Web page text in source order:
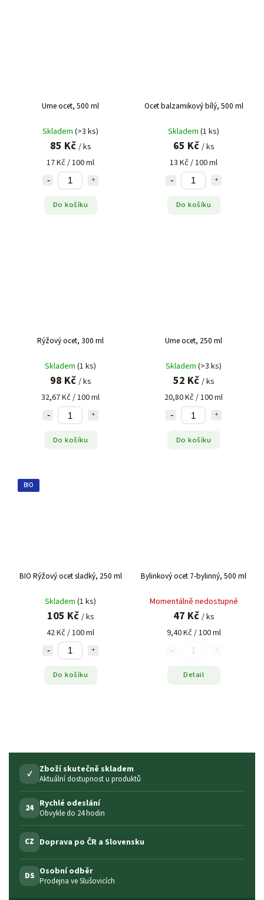
Ume ocet, 500 ml
Skladem (>3 ks)
85 Kč / ks
17 Kč / 100 ml
Do košíku
Ocet balzamikový bílý, 500 ml
Skladem (1 ks)
65 Kč / ks
13 Kč / 100 ml
Do košíku
Rýžový ocet, 300 ml
Skladem (1 ks)
98 Kč / ks
32,67 Kč / 100 ml
Do košíku
Ume ocet, 250 ml
Skladem (>3 ks)
52 Kč / ks
20,80 Kč / 100 ml
Do košíku
BIO
BIO Rýžový ocet sladký, 250 ml
Skladem (1 ks)
105 Kč / ks
42 Kč / 100 ml
Do košíku
Bylinkový ocet 7-bylinný, 500 ml
Momentálně nedostupné
47 Kč / ks
9,40 Kč / 100 ml
Detail
✓ Zboží skutečně skladem
Aktuální dostupnost u produktů
24 Rychlé odeslání
Obvykle do 24 hodin
CZ Doprava po ČR a Slovensku
DS Osobní odběr
Prodejna ve Slušovicích